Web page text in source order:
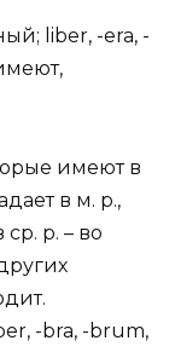
liber, -era, -
имеют в
в м. р.,
р. – во
-bra, -brum,